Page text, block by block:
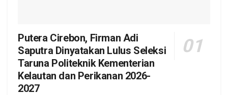
Putera Cirebon, Firman Adi
Saputra Dinyatakan Lulus Seleksi
Taruna Politeknik Kementerian
Kelautan dan Perikanan 2026-
2027